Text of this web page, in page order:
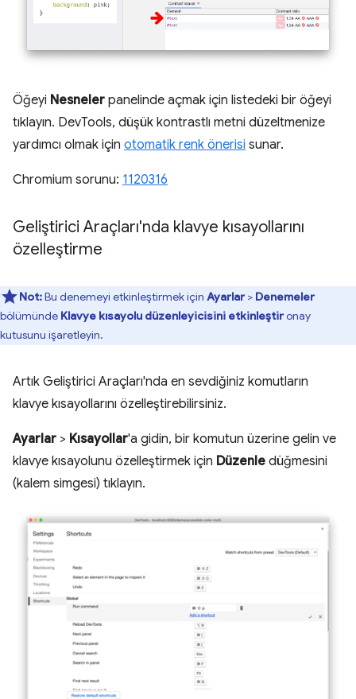
Öğeyi Nesneler panelinde açmak için listedeki bir öğeyi
tıklayın. DevTools, düşük kontrastlı metni düzeltmenize
yardımcı olmak için otomatik renk önerisi sunar.
Chromium sorunu: 1120316
Geliştirici Araçları'nda klavye kısayollarını
özelleştirme
Not:Bu denemeyi etkinleştirmek için Ayarlar > Denemeler
bölümünde Klavye kısayolu düzenleyicisini etkinleştironay
kutusunu işaretleyin.
Artık Geliştirici Araçları'nda en sevdiğiniz komutların
klavye kısayollarını özelleştirebilirsiniz.
Ayarlar > Kısayollar'a gidin, bir komutun üzerine gelin ve
klavye kısayolunu özelleştirmek için Düzenle düğmesini
(kalem simgesi) tıklayın.